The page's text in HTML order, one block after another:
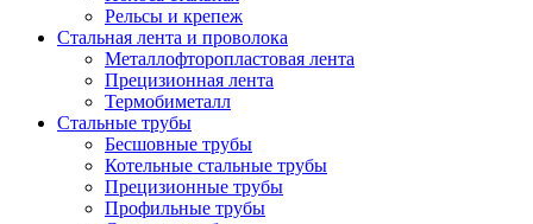
Рельсы и крепеж
Стальная лента и проволока
Металлофторопластовая лента
Прецизионная лента
Термобиметалл
Стальные трубы
Бесшовные трубы
Котельные стальные трубы
Прецизионные трубы
Профильные трубы